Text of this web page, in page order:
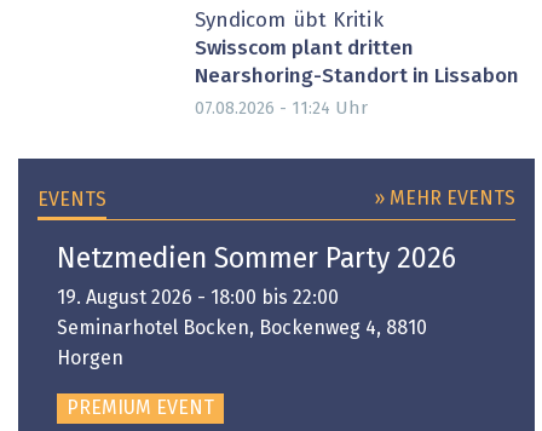
Syndicom übt Kritik
Swisscom plant dritten
Nearshoring-Standort in Lissabon
07.08.2026 - 11:24 Uhr
EVENTS » MEHR EVENTS
Netzmedien Sommer Party 2026
19. August 2026 - 18:00 bis 22:00
Seminarhotel Bocken, Bockenweg 4, 8810
Horgen
PREMIUM EVENT